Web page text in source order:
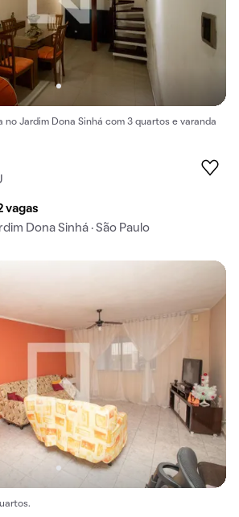
no Jardim Dona Sinhá com 3 quartos e varanda
vagas
Dona Sinhá · São Paulo